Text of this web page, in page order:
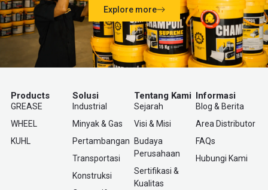
Explore more
Products
GREASE
WHEEL
KUHL
Solusi
Industrial
Minyak & Gas
Pertambangan
Transportasi
Konstruksi
Tentang Kami
Sejarah
Visi & Misi
Budaya
Perusahaan
Sertifikasi &
Kualitas
Informasi
Blog & Berita
Area Distributor
FAQs
Hubungi Kami